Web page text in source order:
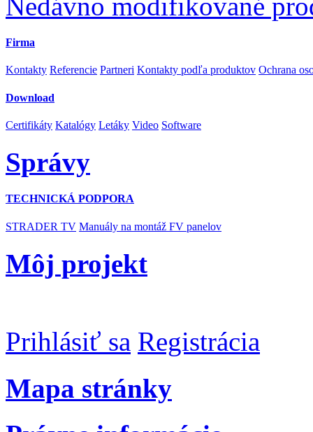
Firma
Kontakty Referencie Partneri Kontakty podľa produktov Ochrana
Download
Certifikáty Katalógy Letáky Video Software
Správy
TECHNICKÁ PODPORA
STRADER TV Manuály na montáž FV panelov
Môj projekt
Prihlásiť sa Registrácia
Mapa stránky